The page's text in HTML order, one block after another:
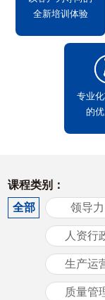
全新培训体验
专业
的
课程类别：
全部
领导力
人资行
生产运
质量管